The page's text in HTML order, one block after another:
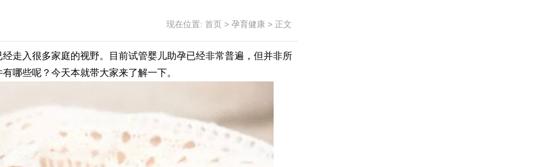
现在位置: 首页 > 孕育健康 > 正文
走入很多家庭的视野。目前试管婴儿助孕已经非常普遍，但并非所
哪些呢？今天本就带大家来了解一下。